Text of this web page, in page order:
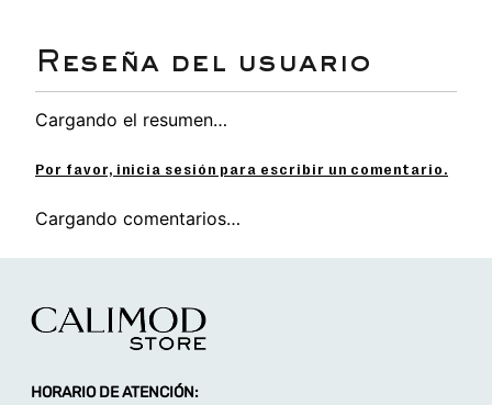
Cargando el resumen…
Por favor, inicia sesión para escribir un comentario.
Cargando comentarios…
HORARIO DE ATENCIÓN: